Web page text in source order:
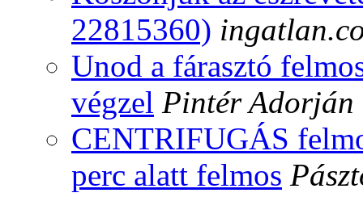
22815360)
Unod a fárasztó
végzel Pintér Adorján
CENTRIFUGÁS
perc alatt felmos